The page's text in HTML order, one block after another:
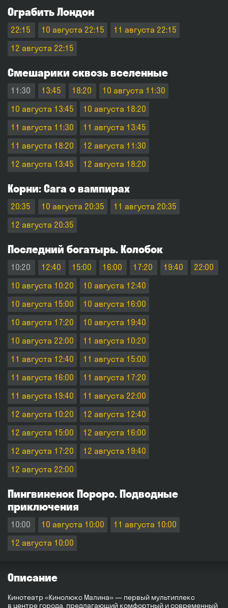
Ограбить Лондон
22:15 10 августа 22:15
11 августа 22:15
12 августа 22:15
Смешарики сквозь вселенные
11:30 13:45 18:20
10 августа 11:30
10 августа 13:45
10 августа 18:20
11 августа 11:30
11 августа 13:45
11 августа 18:20
12 августа 11:30
12 августа 13:45
12 августа 18:20
Корни: Сага о вампирах
20:35 10 августа 20:35
11 августа 20:35
12 августа 20:35
Последний богатырь. Колобок
10:20 12:40 15:00 16:00 17:20 19:40
22:00
10 августа 10:20
10 августа 12:40
10 августа 15:00
10 августа 16:00
10 августа 17:20
10 августа 19:40
10 августа 22:00
11 августа 10:20
11 августа 12:40
11 августа 15:00
11 августа 16:00
11 августа 17:20
11 августа 19:40
11 августа 22:00
12 августа 10:20
12 августа 12:40
12 августа 15:00
12 августа 16:00
12 августа 17:20
12 августа 19:40
12 августа 22:00
Пингвиненок Пороро. Подводные
приключения
10:00 10 августа 10:00
11 августа 10:00
12 августа 10:00
Описание
Кинотеатр «Кинолюкс Малина» — первый мультиплекс
в центре города, предлагающий комфортный и современный